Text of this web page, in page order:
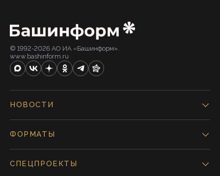
© 1992-2026 АО ИА «Башинформ».
www.bashinform.ru
НОВОСТИ
ФОРМАТЫ
СПЕЦПРОЕКТЫ